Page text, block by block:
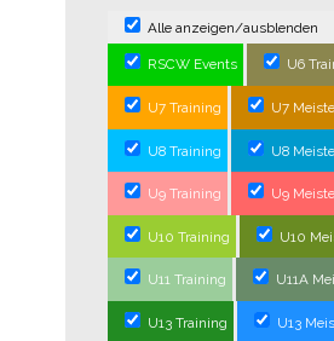
Alle anzeigen/ausblenden
RSCW Events U6
U7 Training U7
U8 Training U8
U9 Training U9
U10 Training U10
U11 Training U11A
U13 Training U13